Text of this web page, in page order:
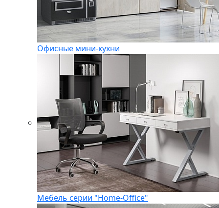
Офисные мини-кухни
Мебель серии "Home-Office"